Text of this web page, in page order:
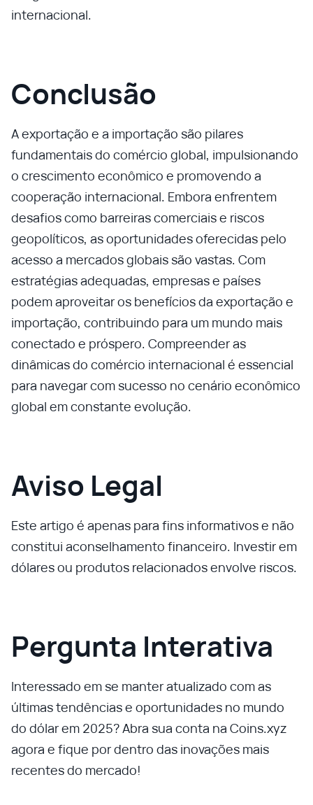
internacional.
Conclusão
A exportação e a importação são pilares
fundamentais do comércio global, impulsionando
o crescimento econômico e promovendo a
cooperação internacional. Embora enfrentem
desafios como barreiras comerciais e riscos
geopolíticos, as oportunidades oferecidas pelo
acesso a mercados globais são vastas. Com
estratégias adequadas, empresas e países
podem aproveitar os benefícios da exportação e
importação, contribuindo para um mundo mais
conectado e próspero. Compreender as
dinâmicas do comércio internacional é essencial
para navegar com sucesso no cenário econômico
global em constante evolução.
Aviso Legal
Este artigo é apenas para fins informativos e não
constitui aconselhamento financeiro. Investir em
dólares ou produtos relacionados envolve riscos.
Pergunta Interativa
Interessado em se manter atualizado com as
últimas tendências e oportunidades no mundo
do dólar em 2025? Abra sua conta na Coins.xyz
agora e fique por dentro das inovações mais
recentes do mercado!